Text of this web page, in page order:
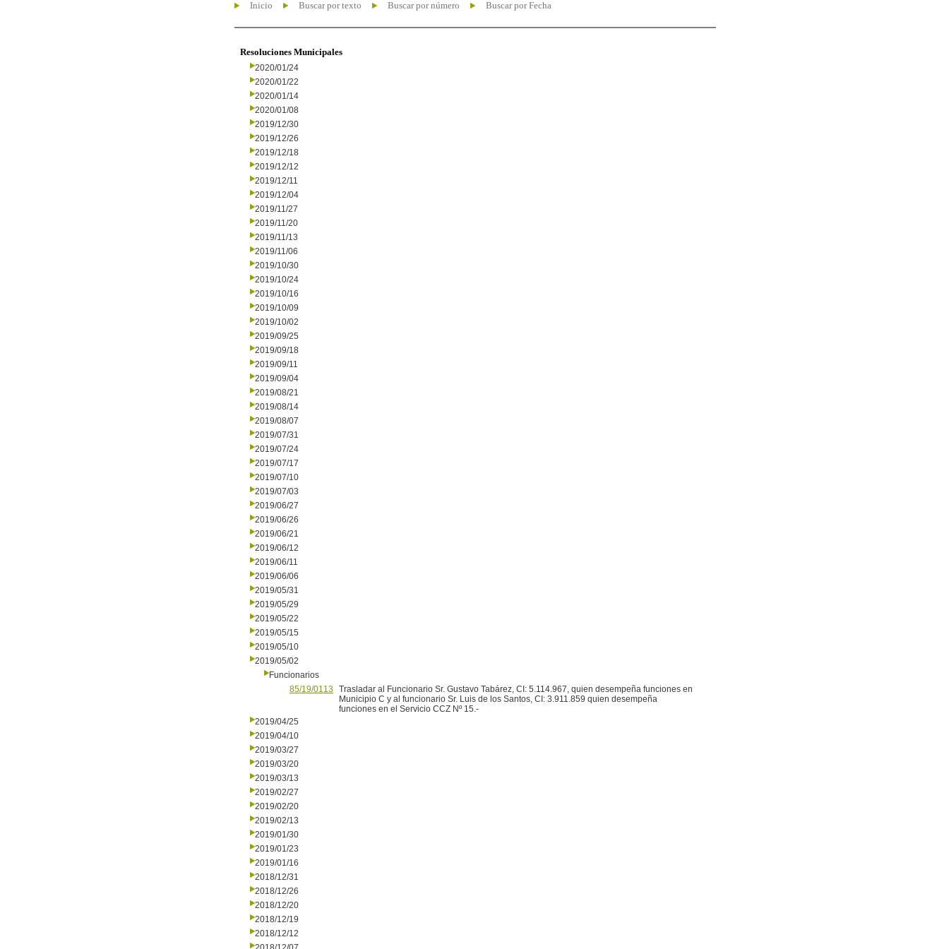
Inicio Buscar por texto Buscar por número Buscar por Fecha
Resoluciones Municipales
2020/01/24
2020/01/22
2020/01/14
2020/01/08
2019/12/30
2019/12/26
2019/12/18
2019/12/12
2019/12/11
2019/12/04
2019/11/27
2019/11/20
2019/11/13
2019/11/06
2019/10/30
2019/10/24
2019/10/16
2019/10/09
2019/10/02
2019/09/25
2019/09/18
2019/09/11
2019/09/04
2019/08/21
2019/08/14
2019/08/07
2019/07/31
2019/07/24
2019/07/17
2019/07/10
2019/07/03
2019/06/27
2019/06/26
2019/06/21
2019/06/12
2019/06/11
2019/06/06
2019/05/31
2019/05/29
2019/05/22
2019/05/15
2019/05/10
2019/05/02
Funcionarios
85/19/0113
Trasladar al Funcionario Sr. Gustavo Tabárez, CI: 5.114.967, quien desempeña funciones en
Municipio C y al funcionario Sr. Luis de los Santos, CI: 3.911.859 quien desempeña
funciones en el Servicio CCZ Nº 15.-
2019/04/25
2019/04/10
2019/03/27
2019/03/20
2019/03/13
2019/02/27
2019/02/20
2019/02/13
2019/01/30
2019/01/23
2019/01/16
2018/12/31
2018/12/26
2018/12/20
2018/12/19
2018/12/12